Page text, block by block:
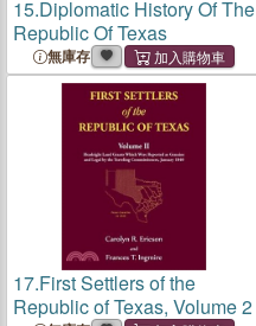
15.Diplomatic History Of The
Republic Of Texas
無庫存
17.First Settlers of the
Republic of Texas, Volume 2